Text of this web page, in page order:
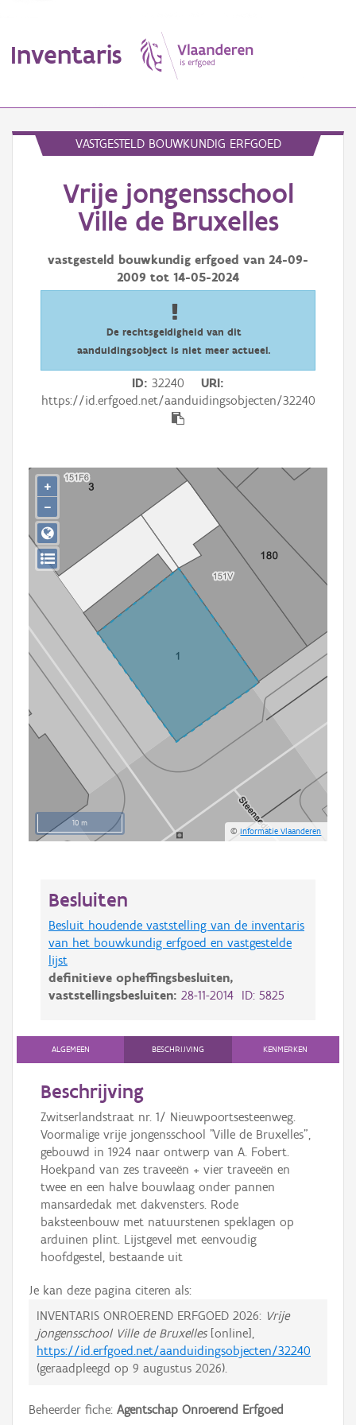
Inventaris
Erfgoedobject
Aanduidingsobject
Waarneming
Downloads
Aanmelden
VASTGESTELD BOUWKUNDIG ERFGOED
Vrije jongensschool
Ville de Bruxelles
vastgesteld bouwkundig erfgoed van 24-09-
2009 tot 14-05-2024
De rechtsgeldigheid van dit
aanduidingsobject is niet meer actueel.
ID 32240
URI
https://id.erfgoed.net/aanduidingsobjecten/32240
10 m
©Informatie Vlaanderen
+
−
Besluiten
Besluit houdende vaststelling van de inventaris
van het bouwkundig erfgoed en vastgestelde
lijst
definitieve opheffingsbesluiten,
vaststellingsbesluiten: 28-11-2014 ID: 5825
ALGEMEEN BESCHRIJVING KENMERKEN
Beschrijving
Zwitserlandstraat nr. 1/ Nieuwpoortsesteenweg.
Voormalige vrije jongensschool "Ville de Bruxelles",
gebouwd in 1924 naar ontwerp van A. Fobert.
Hoekpand van zes traveeën + vier traveeën en
twee en een halve bouwlaag onder pannen
mansardedak met dakvensters. Rode
baksteenbouw met natuurstenen speklagen op
arduinen plint. Lijstgevel met eenvoudig
hoofdgestel, bestaande uit
Je kan deze pagina citeren als:
INVENTARIS ONROEREND ERFGOED 2026: Vrije
jongensschool Ville de Bruxelles[online],
https://id.erfgoed.net/aanduidingsobjecten/32240
(geraadpleegd op 9 augustus 2026).
Beheerder fiche: Agentschap Onroerend Erfgoed